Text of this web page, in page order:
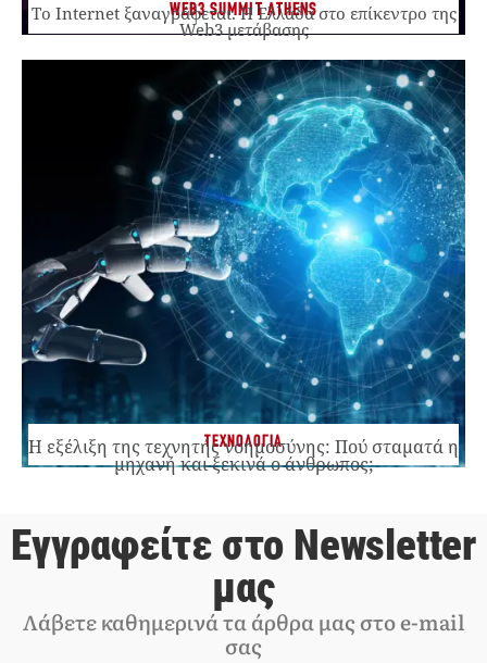
WEB3 SUMMIT ATHENS
Το Internet ξαναγράφεται. Η Ελλάδα στο επίκεντρο της
Web3 μετάβασης
ΤΕΧΝΟΛΟΓΙΑ
Η εξέλιξη της τεχνητής νοημοσύνης: Πού σταματά η
μηχανή και ξεκινά ο άνθρωπος;
Εγγραφείτε στο Newsletter
μας
Λάβετε καθημερινά τα άρθρα μας στο e-mail
σας